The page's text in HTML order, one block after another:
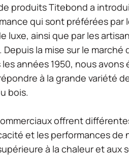
produits Titebond a
qui sont préférées par
luxe, ainsi que par les
Depuis la mise sur le
années 1950, nous avons
à la grande variété
bois.
offrent
et les performances de
à la chaleur et aux